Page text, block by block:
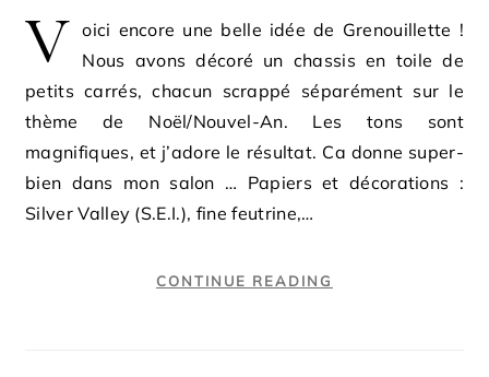
V oici encore une belle idée de Grenouillette !
Nous avons décoré un chassis en toile de
petits carrés, chacun scrappé séparément sur le
thème de Noël/Nouvel-An. Les tons sont
magnifiques, et j’adore le résultat. Ca donne super-
bien dans mon salon … Papiers et décorations :
Silver Valley (S.E.I.), fine feutrine,…
CONTINUE READING